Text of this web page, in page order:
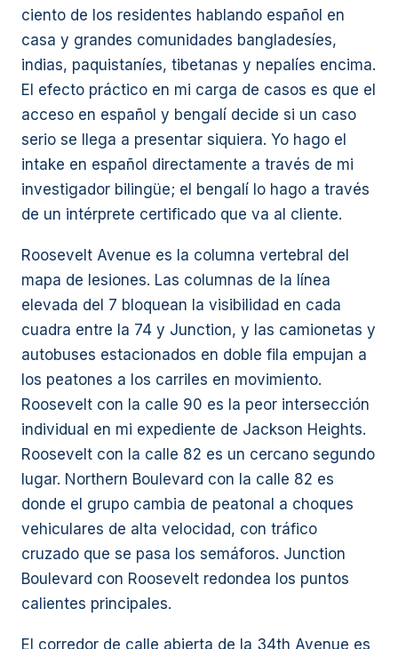
ciento de los residentes hablando español en
casa y grandes comunidades bangladesíes,
indias, paquistaníes, tibetanas y nepalíes encima.
El efecto práctico en mi carga de casos es que el
acceso en español y bengalí decide si un caso
serio se llega a presentar siquiera. Yo hago el
intake en español directamente a través de mi
investigador bilingüe; el bengalí lo hago a través
de un intérprete certificado que va al cliente.
Roosevelt Avenue es la columna vertebral del
mapa de lesiones. Las columnas de la línea
elevada del 7 bloquean la visibilidad en cada
cuadra entre la 74 y Junction, y las camionetas y
autobuses estacionados en doble fila empujan a
los peatones a los carriles en movimiento.
Roosevelt con la calle 90 es la peor intersección
individual en mi expediente de Jackson Heights.
Roosevelt con la calle 82 es un cercano segundo
lugar. Northern Boulevard con la calle 82 es
donde el grupo cambia de peatonal a choques
vehiculares de alta velocidad, con tráfico
cruzado que se pasa los semáforos. Junction
Boulevard con Roosevelt redondea los puntos
calientes principales.
El corredor de calle abierta de la 34th Avenue es